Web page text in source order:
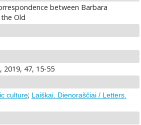
between Barbara
Old
, 2019, 47, 15-55
culture; Laiškai. Dienoraščiai / Letters.